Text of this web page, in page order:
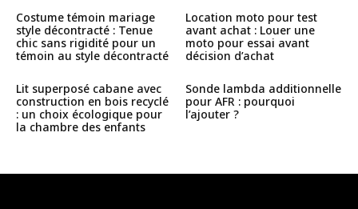
Costume témoin mariage
style décontracté : Tenue
chic sans rigidité pour un
témoin au style décontracté
Location moto pour test
avant achat : Louer une
moto pour essai avant
décision d’achat
Lit superposé cabane avec
construction en bois recyclé
: un choix écologique pour
la chambre des enfants
Sonde lambda additionnelle
pour AFR : pourquoi
l’ajouter ?